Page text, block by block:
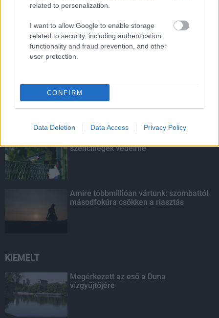
related to personalization.
I want to allow Google to enable storage
related to security, including authentication
functionality and fraud prevention, and other
user protection.
CONFIRM
Data Deletion Data Access Privacy Policy
Paks II.: Mit jelent az 5. blokk új
mérföldköve a felülvizsgálat
árnyékában?
széncinegék védelme
Amire többmillióan vártunk: szombattól
másodfokúra csökken a riasztás
KIEMELT
Megérkezett az eső a Duna
vízgyűjtőjére